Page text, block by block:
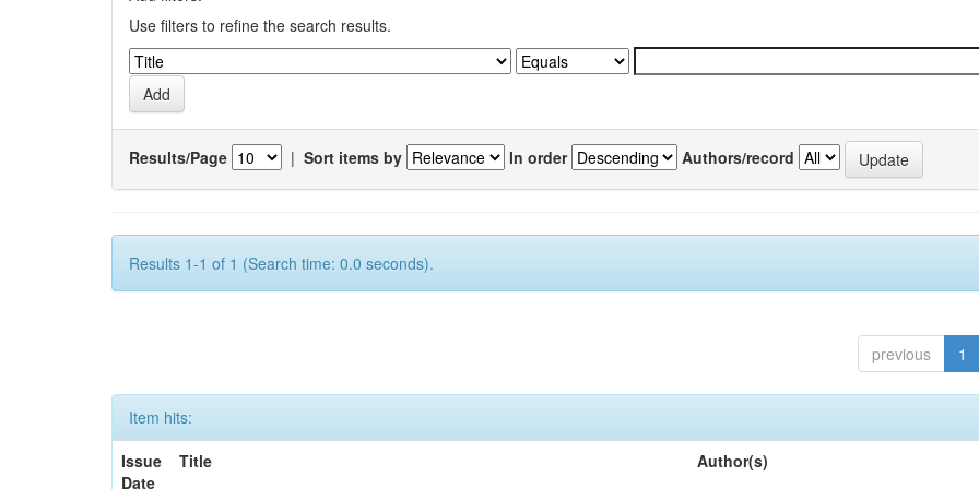
Use filters to refine the search results.
Results/Page | Sort items by In order Authors/record
Results 1-1 of 1 (Search time: 0.0 seconds).
previous 1
Item hits:
Issue
Date
Title Author(s)